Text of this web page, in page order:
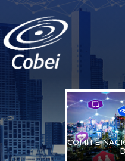
COMITÊ